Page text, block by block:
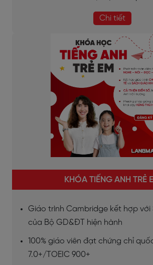
Chi tiết
KHÓA TIẾNG ANH TRẺ
Giáo trình Cambridge kết hợp với
của Bộ GD&ĐT hiện hành
100% giáo viên đạt chứng chỉ
7.0+/TOEIC 900+